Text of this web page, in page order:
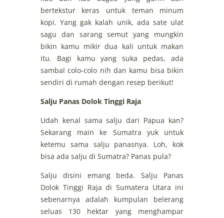
bertekstur keras untuk teman minum
kopi. Yang gak kalah unik, ada sate ulat
sagu dan sarang semut yang mungkin
bikin kamu mikir dua kali untuk makan
itu. Bagi kamu yang suka pedas, ada
sambal colo-colo nih dan kamu bisa bikin
sendiri di rumah dengan resep berikut!
Salju Panas Dolok Tinggi Raja
Udah kenal sama salju dari Papua kan?
Sekarang main ke Sumatra yuk untuk
ketemu sama salju panasnya. Loh, kok
bisa ada salju di Sumatra? Panas pula?
Salju disini emang beda. Salju Panas
Dolok Tinggi Raja di Sumatera Utara ini
sebenarnya adalah kumpulan belerang
seluas 130 hektar yang menghampar